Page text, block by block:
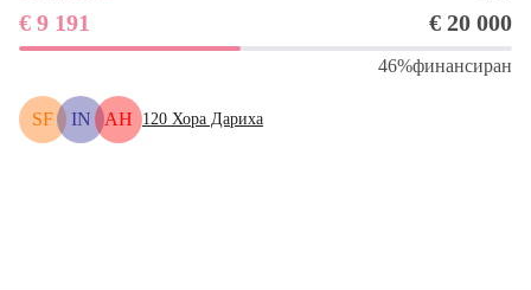
€ 9 191 € 20 000
46%финансиран
SF IN АН 120 Хора Дариха